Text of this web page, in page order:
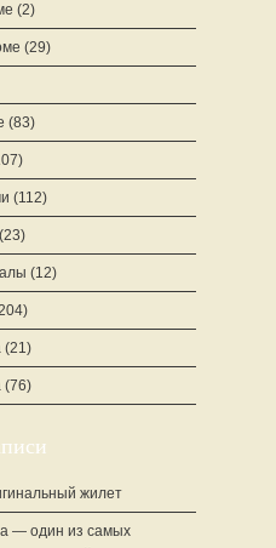
(2)
(29)
(83)
(112)
(23)
(12)
(21)
(76)
жилет
— один из самых